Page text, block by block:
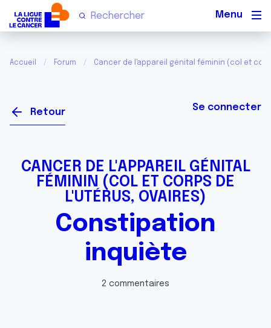
Accueil Forum Cancer de l'appareil génital féminin (col et
Retour Se connecter
CANCER DE L'APPAREIL GÉNITAL
FÉMININ (COL ET CORPS DE
L'UTÉRUS, OVAIRES)
Constipation
inquiète
2 commentaires